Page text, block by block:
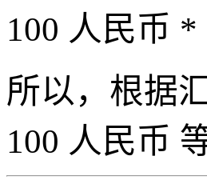
100 人民币 *
所以，根据
100 人民币